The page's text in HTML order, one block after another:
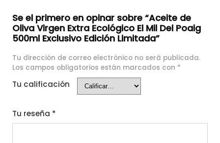
Se el primero en opinar sobre “Aceite de
Oliva Virgen Extra Ecológico El Mil Del Poaig
500ml Exclusivo Edición Limitada”
Tu dirección de correo electrónico no será publicada.
Los campos obligatorios están marcados con *
Tu calificación
Tu reseña *